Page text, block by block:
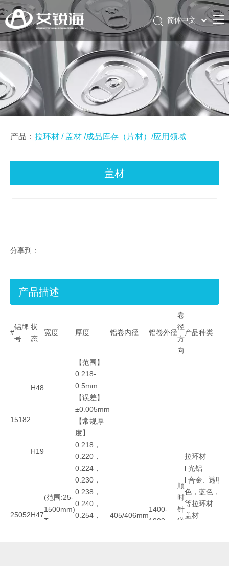
简体中文
English
产品： 拉环材 /盖材 /成品库存（片材） /应用领域
盖材
分享到：
产品描述
#
铝牌
号
状
态
宽度 厚度 铝卷内径 铝卷外径
卷
径
方
向
产品种类
15182
H48
(范围:25-
1500mm)
Tor
【范围】
0.218-
0.5mm
【误差】
±0.005mm
【常规厚
度】
0.218，
0.220，
0.224，
0.230，
0.238，
0.240，
0.254，
405/406mm
1400-
1800mm
顺
时
针
逆
拉环材
l 光铝
l 合金: 透明
色，蓝色，
等拉环材
盖材
H19
25052H47